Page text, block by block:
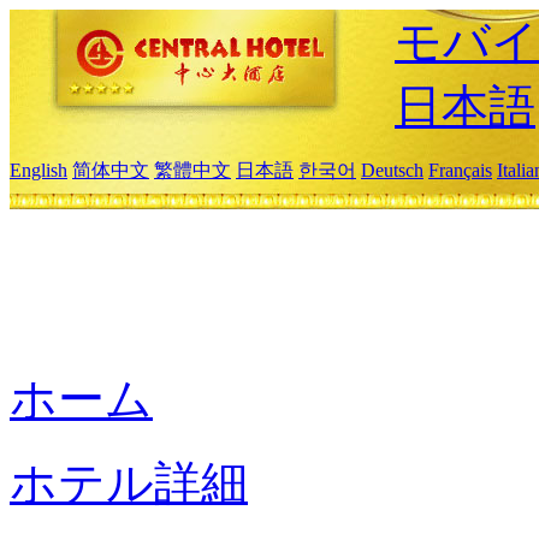
モバ
日本語
English 简体中文 繁體中文 日本語 한국어 Deutsch Français
ホーム
ホテル詳細